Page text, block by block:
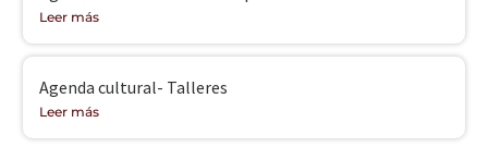
Leer más
Agenda cultural- Talleres
Leer más